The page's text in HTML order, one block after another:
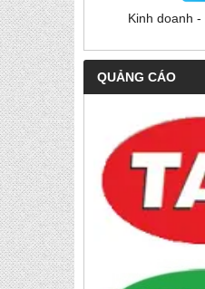
Kinh doanh
QUẢNG CÁO